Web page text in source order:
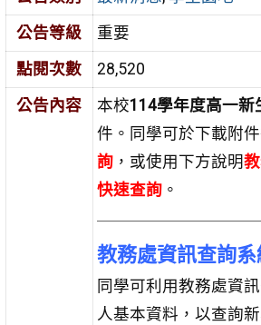
公告等級
重要
點閱次數
28,520
公告內容
本校114學年度高一新
件。同學可於下載附
詢，或使用下方說明
快速查詢。
教務處資訊查詢
同學可利用教務處資
人基本資料，以查詢